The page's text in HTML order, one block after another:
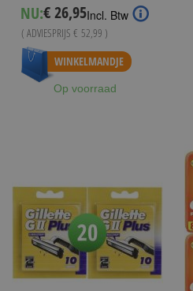
NU:Special
Price
€ 26,95Incl. Btw
( ADVIESPRIJS € 52,99 )
Vanaf € 25,94
WINKELMANDJE
Op voorraad